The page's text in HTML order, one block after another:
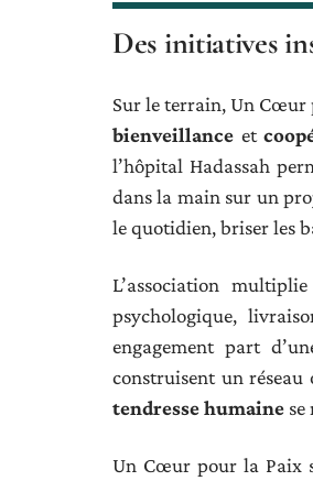
Des initiatives
Sur le terrain, Un Cœur
bienveillance et
l’hôpital Hadassah
dans la main sur un
le quotidien, briser les
L’association
psychologique,
engagement part
construisent un réseau
tendresse humaine se
Un Cœur pour la Paix